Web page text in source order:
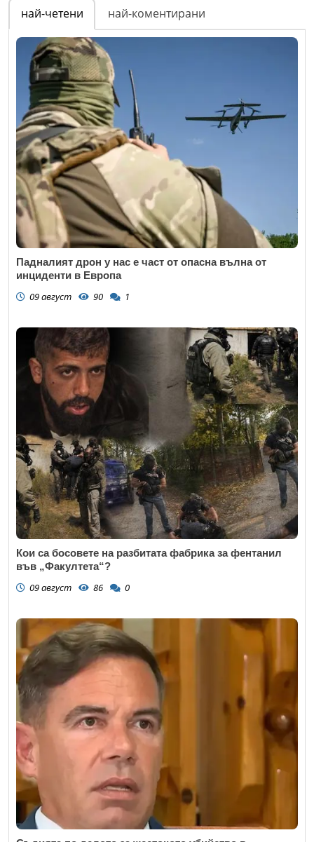
най-четени най-коментирани
Падналият дрон у нас е част от опасна вълна от
инциденти в Европа
09 август 90 1
Кои са босовете на разбитата фабрика за фентанил
във „Факултета“?
09 август 86 0